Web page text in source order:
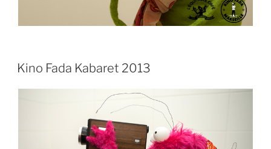
PUBLIÉ
LE
Kino Fada Kabaret 2013